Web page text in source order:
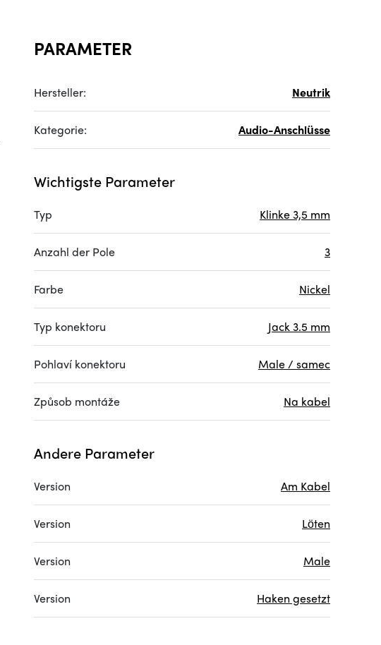
PARAMETER
Hersteller: Neutrik
Kategorie: Audio-Anschlüsse
Wichtigste Parameter
Typ Klinke 3,5 mm
Anzahl der Pole 3
Farbe Nickel
Typ konektoru Jack 3.5 mm
Pohlaví konektoru Male / samec
Způsob montáže Na kabel
Andere Parameter
Version Am Kabel
Version Löten
Version Male
Version Haken gesetzt